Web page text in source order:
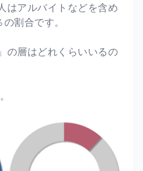
はアルバイトなどを含め
割合です。
の層はどれくらいいるの